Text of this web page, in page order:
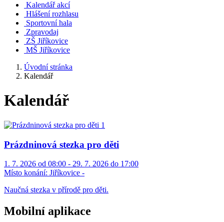
Kalendář akcí
Hlášení rozhlasu
Sportovní hala
Zpravodaj
ZŠ Jiříkovice
MŠ Jiříkovice
Úvodní stránka
Kalendář
Kalendář
Prázdninová stezka pro děti
1. 7. 2026 od 08:00 - 29. 7. 2026 do 17:00
Místo konání: Jiříkovice -
Naučná stezka v přírodě pro děti.
Mobilní aplikace